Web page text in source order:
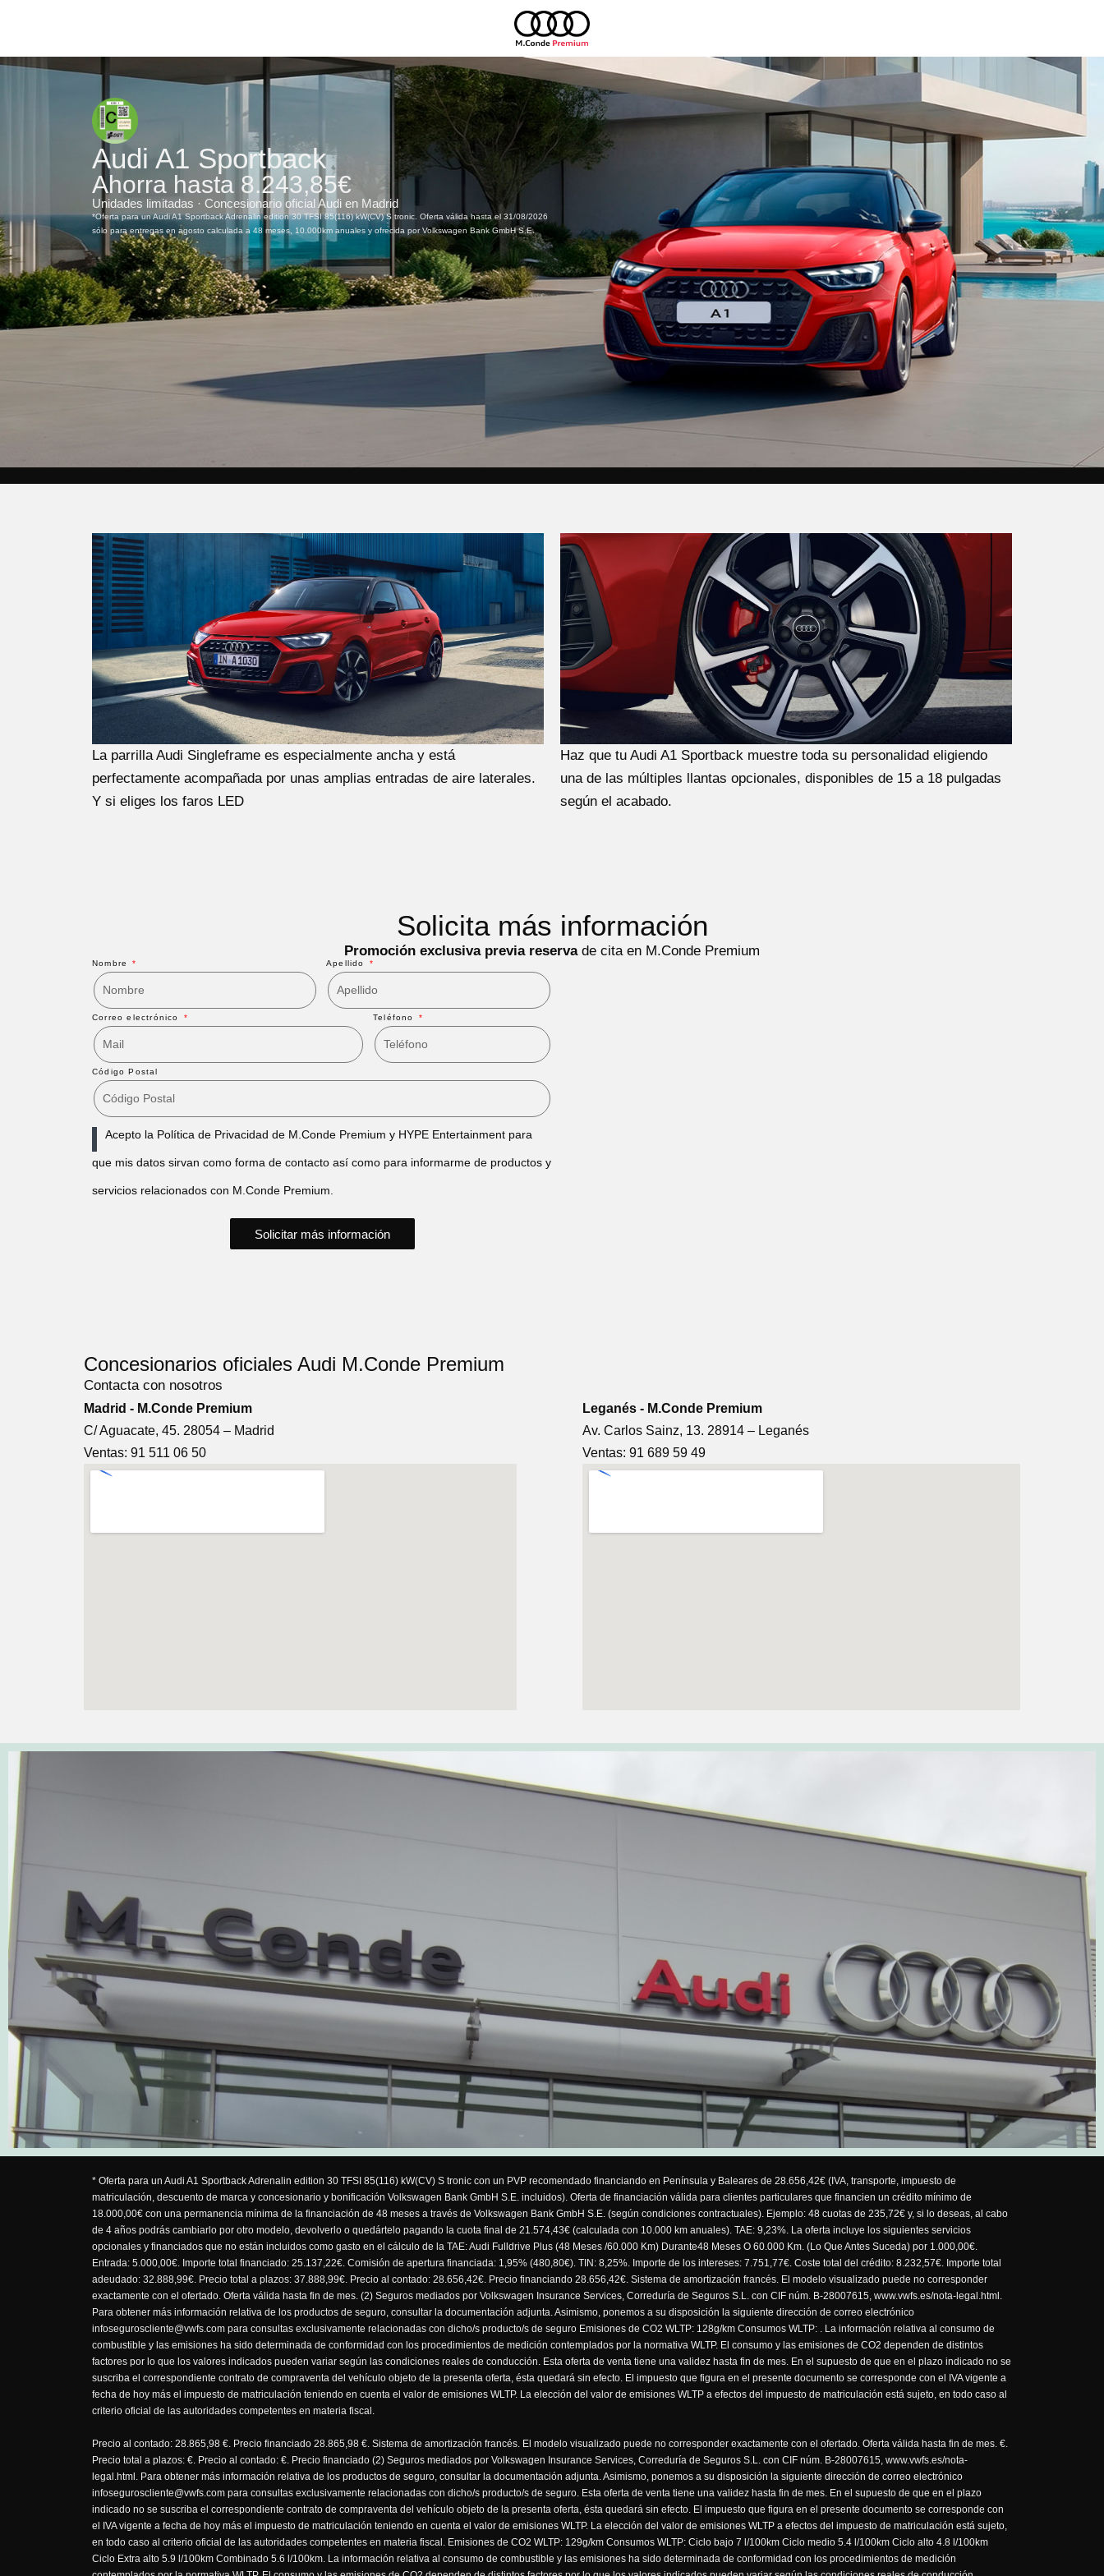
Audi A1 Sportback
Ahorra hasta 8.243,85€
Unidades limitadas · Concesionario oficial Audi en Madrid
*Oferta para un Audi A1 Sportback Adrenalin edition 30 TFSI 85(116) kW(CV) S tronic. Oferta válida hasta el 31/08/2026
sólo para entregas en agosto calculada a 48 meses, 10.000km anuales y ofrecida por Volkswagen Bank GmbH S.E.
La parrilla Audi Singleframe es especialmente ancha y está
perfectamente acompañada por unas amplias entradas de aire laterales.
Y si eliges los faros LED
Haz que tu Audi A1 Sportback muestre toda su personalidad eligiendo
una de las múltiples llantas opcionales, disponibles de 15 a 18 pulgadas
según el acabado.
Solicita más información
Promoción exclusiva previa reservade cita en M.Conde Premium
Nombre Apellido
Correo electrónico Teléfono
Código Postal
Acepto la Política de Privacidad de M.Conde Premium y HYPE Entertainment para
que mis datos sirvan como forma de contacto así como para informarme de productos y
servicios relacionados con M.Conde Premium.
Solicitar más información
Concesionarios oficiales Audi M.Conde Premium
Contacta con nosotros
Madrid - M.Conde Premium
C/ Aguacate, 45. 28054 – Madrid
Ventas: 91 511 06 50
Leganés - M.Conde Premium
Av. Carlos Sainz, 13. 28914 – Leganés
Ventas: 91 689 59 49
* Oferta para un Audi A1 Sportback Adrenalin edition 30 TFSI 85(116) kW(CV) S tronic con un PVP recomendado financiando en Península y Baleares de 28.656,42€ (IVA, transporte, impuesto de
matriculación, descuento de marca y concesionario y bonificación Volkswagen Bank GmbH S.E. incluidos). Oferta de financiación válida para clientes particulares que financien un crédito mínimo de
18.000,00€ con una permanencia mínima de la financiación de 48 meses a través de Volkswagen Bank GmbH S.E. (según condiciones contractuales). Ejemplo: 48 cuotas de 235,72€ y, si lo deseas, al cabo
de 4 años podrás cambiarlo por otro modelo, devolverlo o quedártelo pagando la cuota final de 21.574,43€ (calculada con 10.000 km anuales). TAE: 9,23%. La oferta incluye los siguientes servicios
opcionales y financiados que no están incluidos como gasto en el cálculo de la TAE: Audi Fulldrive Plus (48 Meses /60.000 Km) Durante48 Meses O 60.000 Km. (Lo Que Antes Suceda) por 1.000,00€.
Entrada: 5.000,00€. Importe total financiado: 25.137,22€. Comisión de apertura financiada: 1,95% (480,80€). TIN: 8,25%. Importe de los intereses: 7.751,77€. Coste total del crédito: 8.232,57€. Importe total
adeudado: 32.888,99€. Precio total a plazos: 37.888,99€. Precio al contado: 28.656,42€. Precio financiando 28.656,42€. Sistema de amortización francés. El modelo visualizado puede no corresponder
exactamente con el ofertado. Oferta válida hasta fin de mes. (2) Seguros mediados por Volkswagen Insurance Services, Correduría de Seguros S.L. con CIF núm. B-28007615, www.vwfs.es/nota-legal.html.
Para obtener más información relativa de los productos de seguro, consultar la documentación adjunta. Asimismo, ponemos a su disposición la siguiente dirección de correo electrónico
infoseguroscliente@vwfs.com para consultas exclusivamente relacionadas con dicho/s producto/s de seguro Emisiones de CO2 WLTP: 128g/km Consumos WLTP: . La información relativa al consumo de
combustible y las emisiones ha sido determinada de conformidad con los procedimientos de medición contemplados por la normativa WLTP. El consumo y las emisiones de CO2 dependen de distintos
factores por lo que los valores indicados pueden variar según las condiciones reales de conducción. Esta oferta de venta tiene una validez hasta fin de mes. En el supuesto de que en el plazo indicado no se
suscriba el correspondiente contrato de compraventa del vehículo objeto de la presenta oferta, ésta quedará sin efecto. El impuesto que figura en el presente documento se corresponde con el IVA vigente a
fecha de hoy más el impuesto de matriculación teniendo en cuenta el valor de emisiones WLTP. La elección del valor de emisiones WLTP a efectos del impuesto de matriculación está sujeto, en todo caso al
criterio oficial de las autoridades competentes en materia fiscal.
Precio al contado: 28.865,98 €. Precio financiado 28.865,98 €. Sistema de amortización francés. El modelo visualizado puede no corresponder exactamente con el ofertado. Oferta válida hasta fin de mes. €.
Precio total a plazos: €. Precio al contado: €. Precio financiado (2) Seguros mediados por Volkswagen Insurance Services, Correduría de Seguros S.L. con CIF núm. B-28007615, www.vwfs.es/nota-
legal.html. Para obtener más información relativa de los productos de seguro, consultar la documentación adjunta. Asimismo, ponemos a su disposición la siguiente dirección de correo electrónico
infoseguroscliente@vwfs.com para consultas exclusivamente relacionadas con dicho/s producto/s de seguro. Esta oferta de venta tiene una validez hasta fin de mes. En el supuesto de que en el plazo
indicado no se suscriba el correspondiente contrato de compraventa del vehículo objeto de la presenta oferta, ésta quedará sin efecto. El impuesto que figura en el presente documento se corresponde con
el IVA vigente a fecha de hoy más el impuesto de matriculación teniendo en cuenta el valor de emisiones WLTP. La elección del valor de emisiones WLTP a efectos del impuesto de matriculación está sujeto,
en todo caso al criterio oficial de las autoridades competentes en materia fiscal. Emisiones de CO2 WLTP: 129g/km Consumos WLTP: Ciclo bajo 7 l/100km Ciclo medio 5.4 l/100km Ciclo alto 4.8 l/100km
Ciclo Extra alto 5.9 l/100km Combinado 5.6 l/100km. La información relativa al consumo de combustible y las emisiones ha sido determinada de conformidad con los procedimientos de medición